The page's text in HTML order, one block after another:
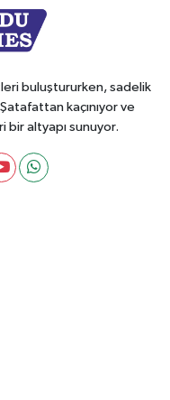
buluştururken, sadelik
kaçınıyor ve
bir altyapı sunuyor.